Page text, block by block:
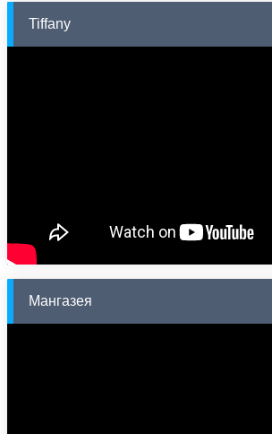
Tiffany
Мангазея